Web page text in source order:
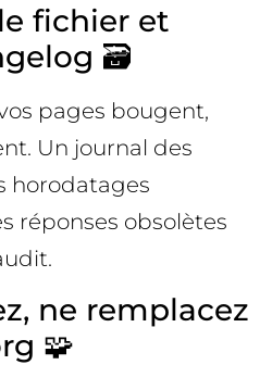
fichier et
🗃️
pages bougent,
Un journal des
horodatages
réponses obsolètes
ne remplacez
🧩